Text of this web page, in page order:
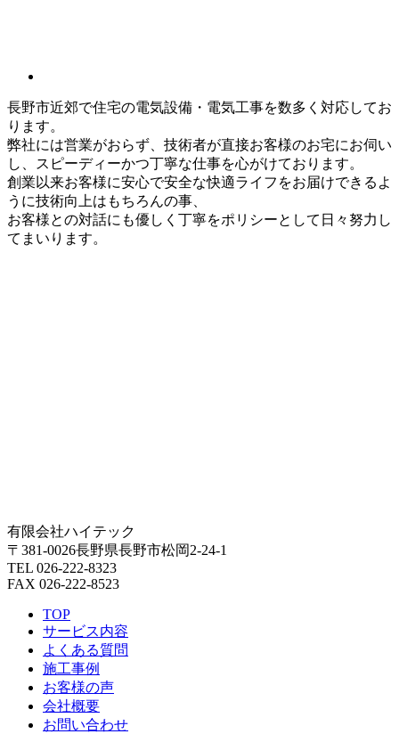
長野市近郊で住宅の電気設備・電気工事を数多く対応してお
ります。
弊社には営業がおらず、技術者が直接お客様のお宅にお伺い
し、スピーディーかつ丁寧な仕事を心がけております。
創業以来お客様に安心で安全な快適ライフをお届けできるよ
うに技術向上はもちろんの事、
お客様との対話にも優しく丁寧をポリシーとして日々努力し
てまいります。
有限会社ハイテック
〒381-0026長野県長野市松岡2-24-1
TEL 026-222-8323
FAX 026-222-8523
TOP
サービス内容
よくある質問
施工事例
お客様の声
会社概要
お問い合わせ